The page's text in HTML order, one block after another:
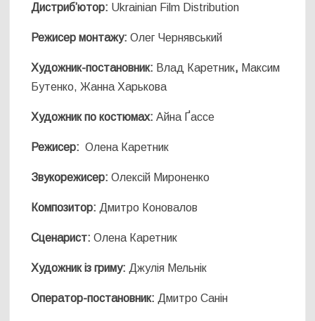
Дистриб’ютор: Ukrainian Film Distribution
Режисер монтажу: Олег Чернявський
Художник-постановник: Влад Каретник, Максим
Бутенко, Жанна Харькова
Художник по костюмах:Айна Ґассе
Режисер: Олена Каретник
Звукорежисер:Олексій Мироненко
Композитор: Дмитро Коновалов
Сценарист:Олена Каретник
Художник із гриму: Джулія Мельнік
Оператор-постановник: Дмитро Санін